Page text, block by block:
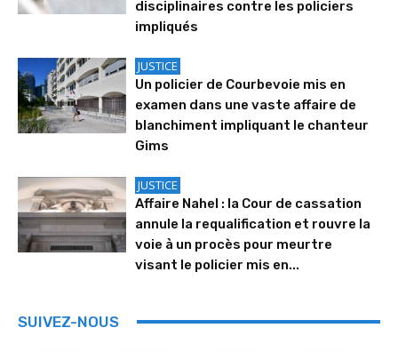
disciplinaires contre les policiers
impliqués
JUSTICE
Un policier de Courbevoie mis en
examen dans une vaste affaire de
blanchiment impliquant le chanteur
Gims
JUSTICE
Affaire Nahel : la Cour de cassation
annule la requalification et rouvre la
voie à un procès pour meurtre
visant le policier mis en...
SUIVEZ-NOUS